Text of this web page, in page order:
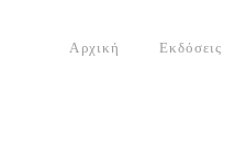
Αρχική Εκδόσεις